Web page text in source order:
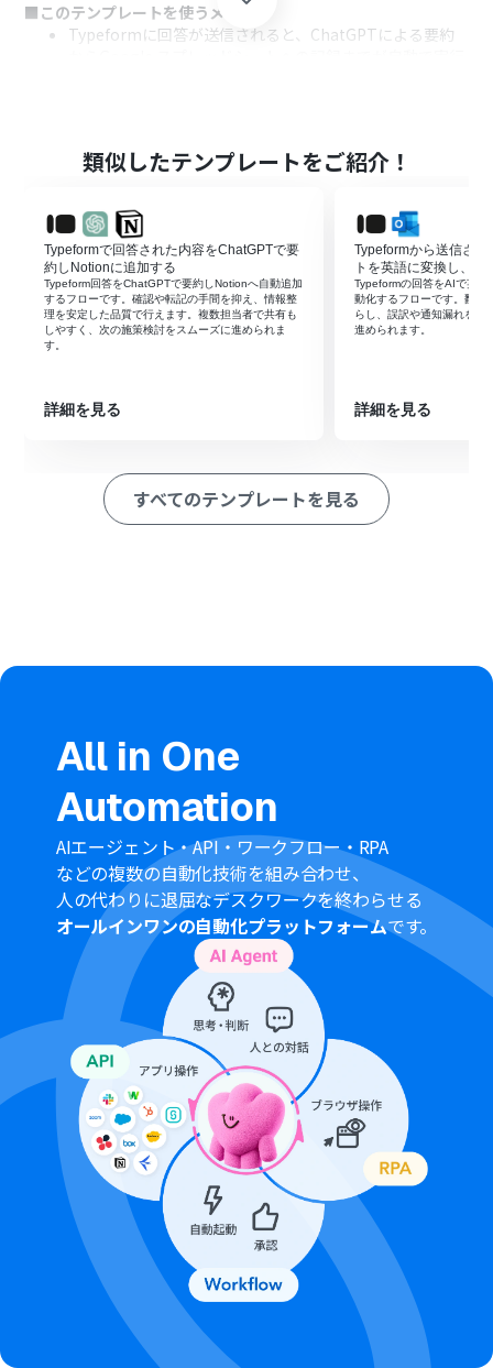
■このテンプレートを使うメリット
Typeformに回答が送信されると、ChatGPTによる要約
■フローボットの流れ
ートをYoomと連携します。
次に、トリガーでTypeformを選択し、「フォームが送信
されたら」というアクションを設定します。
続いて、オペレーションでChatGPTを選択し、
Typeformで取得した回答内容を要約するよう「テキスト
を生成」アクションを設定します。
ートに書き込むよう「レコードを追加する」アクションを
設定します。
Google スプレッドシートにレコードを追加するアクショ
ンでは、どの情報をどの列に追加するかを自由に設定で
きます。例えば、Typeformから取得した回答者の情報
ション
ぞれとYoomを連携してください。
Typeformの回答内容を取得する方法は「
を追加する方法 」をご参照ください。
ChatGPT（OpenAI）のアクションを実行するには、
OpenAIのAPI有料プランの契約が必要です。（APIが使用
されたときに支払いができる状態）
詳しくはOpenAIの「API料金」ページをご確認くださ
い。
ChatGPTのAPI利用はOpenAI社が有料で提供しており、
API疎通時のトークンにより従量課金される仕組みとなっ
ています。そのため、API使用時にお支払いが行える状況
でない場合エラーが発生しますのでご注意ください。
類似したテンプレートをご紹介！
Typeformで回答された内容をChatGPTで要
約しNotionに追加する
Typeform回答をChatGPTで要約しNotionへ自動追加
するフローです。確認や転記の手間を抑え、情報整
理を安定した品質で行えます。複数担当者で共有も
しやすく、次の施策検討をスムーズに進められま
す。
詳細を見る
Typeformから送信さ
トを英語に変換し、
Typeformの回答をAIで英
動化するフローです。翻訳
らし、誤訳や通知漏れを防
進められます。
詳細を見る
すべてのテンプレートを見る
All in One
Automation
AIエージェント・API・ワークフロー・RPA
などの複数の自動化技術を組み合わせ、
人の代わりに退屈なデスクワークを終わらせる
オールインワンの自動化プラットフォームです。